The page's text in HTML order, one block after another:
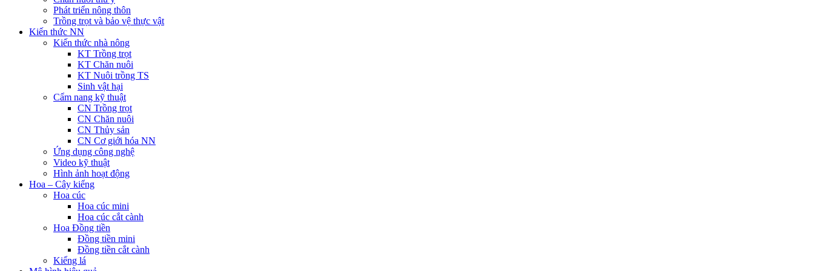
Phát triển nông thôn
Trồng trọt và bảo vệ thực vật
Kiến thức NN
Kiến thức nhà nông
KT Trồng trọt
KT Chăn nuôi
KT Nuôi trồng TS
Sinh vật hại
Cẩm nang kỹ thuật
CN Trồng trọt
CN Chăn nuôi
CN Thủy sản
CN Cơ giới hóa NN
Ứng dụng công nghệ
Video kỹ thuật
Hình ảnh hoạt động
Hoa – Cây kiểng
Hoa cúc
Hoa cúc mini
Hoa cúc cắt cành
Hoa Đồng tiền
Đồng tiền mini
Đồng tiền cắt cành
Kiểng lá